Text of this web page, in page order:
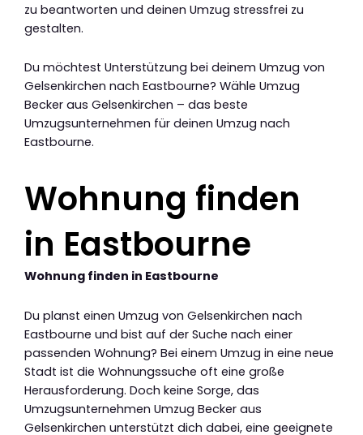
zu beantworten und deinen Umzug stressfrei zu
gestalten.
Du möchtest Unterstützung bei deinem Umzug von
Gelsenkirchen nach Eastbourne? Wähle Umzug
Becker aus Gelsenkirchen – das beste
Umzugsunternehmen für deinen Umzug nach
Eastbourne.
Wohnung finden
in Eastbourne
Wohnung finden in Eastbourne
Du planst einen Umzug von Gelsenkirchen nach
Eastbourne und bist auf der Suche nach einer
passenden Wohnung? Bei einem Umzug in eine neue
Stadt ist die Wohnungssuche oft eine große
Herausforderung. Doch keine Sorge, das
Umzugsunternehmen Umzug Becker aus
Gelsenkirchen unterstützt dich dabei, eine geeignete